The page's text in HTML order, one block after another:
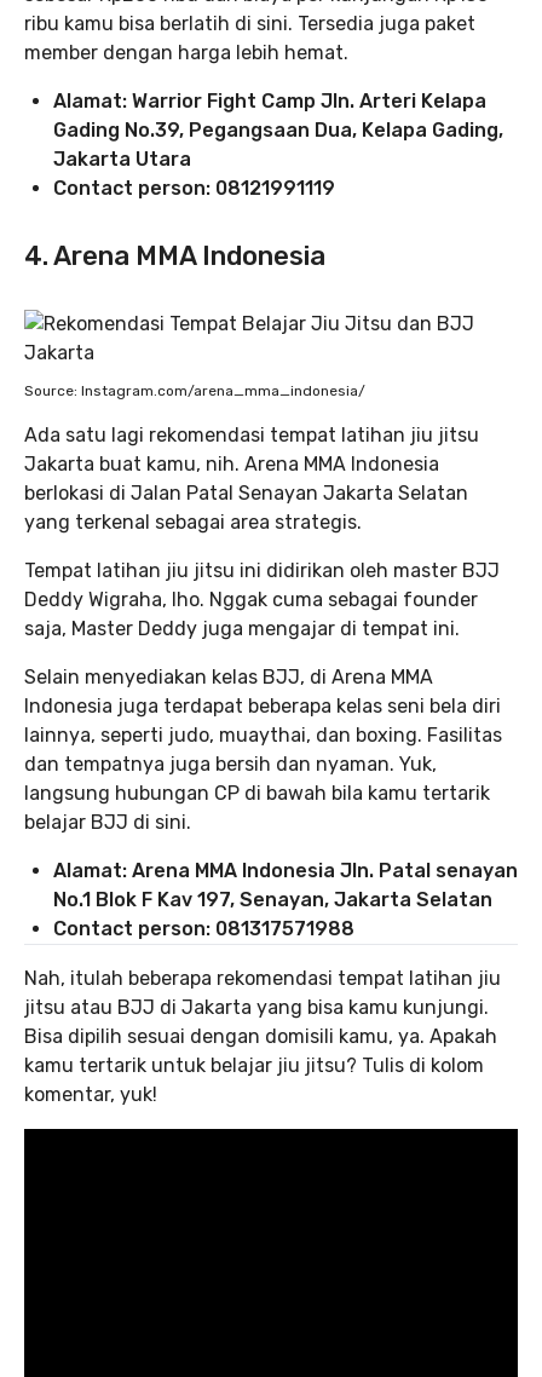
ribu kamu bisa berlatih di sini. Tersedia juga paket
member dengan harga lebih hemat.
Alamat: Warrior Fight Camp Jln. Arteri Kelapa
Gading No.39, Pegangsaan Dua, Kelapa Gading,
Jakarta Utara
Contact person: 08121991119
4. Arena MMA Indonesia
Source: Instagram.com/arena_mma_indonesia/
Ada satu lagi rekomendasi tempat latihan jiu jitsu
Jakarta buat kamu, nih. Arena MMA Indonesia
berlokasi di Jalan Patal Senayan Jakarta Selatan
yang terkenal sebagai area strategis.
Tempat latihan jiu jitsu ini didirikan oleh master BJJ
Deddy Wigraha, lho. Nggak cuma sebagai founder
saja, Master Deddy juga mengajar di tempat ini.
Selain menyediakan kelas BJJ, di Arena MMA
Indonesia juga terdapat beberapa kelas seni bela diri
lainnya, seperti judo, muaythai, dan boxing. Fasilitas
dan tempatnya juga bersih dan nyaman. Yuk,
langsung hubungan CP di bawah bila kamu tertarik
belajar BJJ di sini.
Alamat: Arena MMA Indonesia Jln. Patal senayan
No.1 Blok F Kav 197, Senayan, Jakarta Selatan
Contact person: 081317571988
Nah, itulah beberapa rekomendasi tempat latihan jiu
jitsu atau BJJ di Jakarta yang bisa kamu kunjungi.
Bisa dipilih sesuai dengan domisili kamu, ya. Apakah
kamu tertarik untuk belajar jiu jitsu? Tulis di kolom
komentar, yuk!